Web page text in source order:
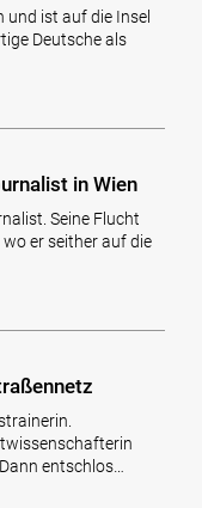
und ist auf die Insel
Deutsche als
in Wien
Seine Flucht
er seither auf die
entschlos…